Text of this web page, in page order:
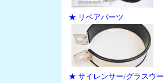
★ リペアパーツ
★ サイレンサー/グラスウー